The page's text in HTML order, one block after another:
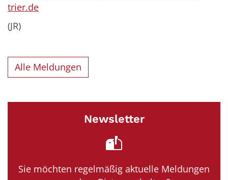
trier.de
(JR)
Alle Meldungen
Newsletter
Sie möchten regelmäßig aktuelle Meldungen